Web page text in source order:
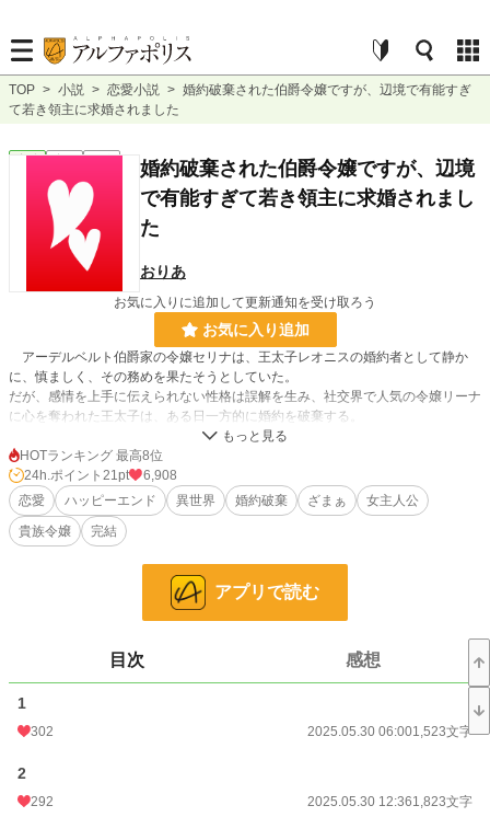
TOP > 小説 > 恋愛小説 > 婚約破棄された伯爵令嬢ですが、辺境で有能すぎ
て若き領主に求婚されました
恋愛 完結 短編
婚約破棄された伯爵令嬢ですが、辺境
で有能すぎて若き領主に求婚されまし
た
おりあ
お気に入りに追加して更新通知を受け取ろう
お気に入り追加
アーデルベルト伯爵家の令嬢セリナは、王太子レオニスの婚約者として静か
に、慎ましく、その務めを果たそうとしていた。
だが、感情を上手に伝えられない性格は誤解を生み、社交界で人気の令嬢リーナ
に心を奪われた王太子は、ある日一方的に婚約を破棄する。
失意のなかでも感情をあらわにすることなく、セリナは婚約を受け入れ、王都
を離れ故郷へ戻る。そこで彼女は、自身の分析力や実務能力を買われ、辺境の行
政視察に加わる機会を得る。
赴任先の北方の地で、若き領主アレイスターと出会ったセリナ。言葉で丁寧に
そして静かに、しかし確かに才能を発揮するセリナの姿は、やがて辺境を支える
は再び王都でも囁かれるようになる。
静かで無表情だと思われた令嬢は、実は誰よりも他者に寄り添う力を持ってい
た。
これは、「声なき優しさ」が、真に理解され、尊ばれていく物語。
小説
HOTランキング 最高8位
24h.ポイント 21pt
6,908
恋愛
ハッピーエンド 異世界 婚約破棄 ざまぁ
女主人公
貴族令嬢
完結
アプリで読む
目次 感想
1
302 2025.05.30 06:001,523文字
2
292 2025.05.30 12:361,823文字